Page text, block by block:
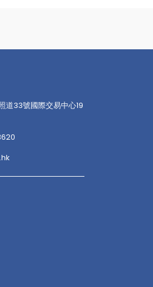
道33號國際交易中心19